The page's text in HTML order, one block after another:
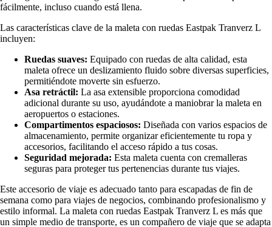
fácilmente, incluso cuando está llena.
Las características clave de la maleta con ruedas Eastpak Tranverz L
incluyen:
Ruedas suaves: Equipado con ruedas de alta calidad, esta
maleta ofrece un deslizamiento fluido sobre diversas superficies,
permitiéndote moverte sin esfuerzo.
Asa retráctil: La asa extensible proporciona comodidad
adicional durante su uso, ayudándote a maniobrar la maleta en
aeropuertos o estaciones.
Compartimentos espaciosos: Diseñada con varios espacios de
almacenamiento, permite organizar eficientemente tu ropa y
accesorios, facilitando el acceso rápido a tus cosas.
Seguridad mejorada: Esta maleta cuenta con cremalleras
seguras para proteger tus pertenencias durante tus viajes.
Este accesorio de viaje es adecuado tanto para escapadas de fin de
semana como para viajes de negocios, combinando profesionalismo y
estilo informal. La maleta con ruedas Eastpak Tranverz L es más que
un simple medio de transporte, es un compañero de viaje que se adapta